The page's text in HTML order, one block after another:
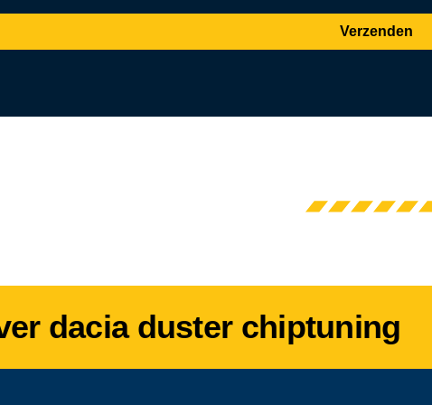
Verzenden
dacia duster chiptuning